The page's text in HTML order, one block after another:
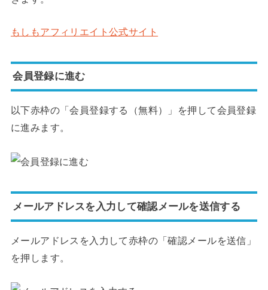
もしもアフィリエイト公式サイト
会員登録に進む
以下赤枠の「会員登録する（無料）」を押して会員登録
に進みます。
メールアドレスを入力して確認メールを送信する
メールアドレスを入力して赤枠の「確認メールを送信」
を押します。